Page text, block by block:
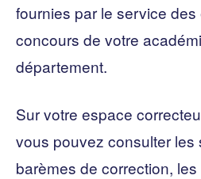
fournies par le service
concours de votre
département.
Sur votre espace
vous pouvez consulter les
barèmes de correction, les